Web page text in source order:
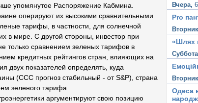
упомянутое Распоряжение Кабмина.
оперируют их высокими сравнительными
тарифы, в частности, для солнечной
в мире. С другой стороны, инвестор при
только сравнением зеленых тарифов в
кредитных рейтингов стран, влияющих на
двух показателей определять, куда
(ССС прогноз стабильный - от S&P), страна
зеленого тарифа.
аргументируют свою позицию
Вчера,
Pro
«Шлях
Одеса